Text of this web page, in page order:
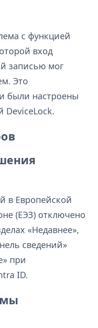
с функцией
вход
записью мог
Это
были настроены
DeviceLock.
в Европейской
(ЕЭЗ) отключено
«Недавнее»,
сведений»
при
ID.